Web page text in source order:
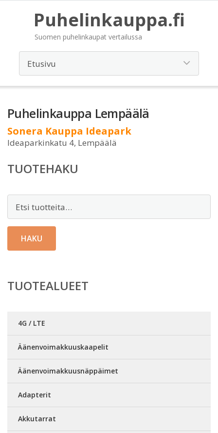
Puhelinkauppa.fi
Suomen puhelinkaupat vertailussa
Puhelinkauppa Lempäälä
Sonera Kauppa Ideapark
Ideaparkinkatu 4, Lempäälä
TUOTEHAKU
HAKU
TUOTEALUEET
4G / LTE
Äänenvoimakkuuskaapelit
Äänenvoimakkuusnäppäimet
Adapterit
Akkutarrat